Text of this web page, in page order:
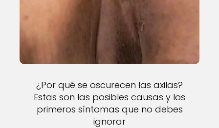
¿Por qué se oscurecen las axilas?
Estas son las posibles causas y los
primeros síntomas que no debes
ignorar